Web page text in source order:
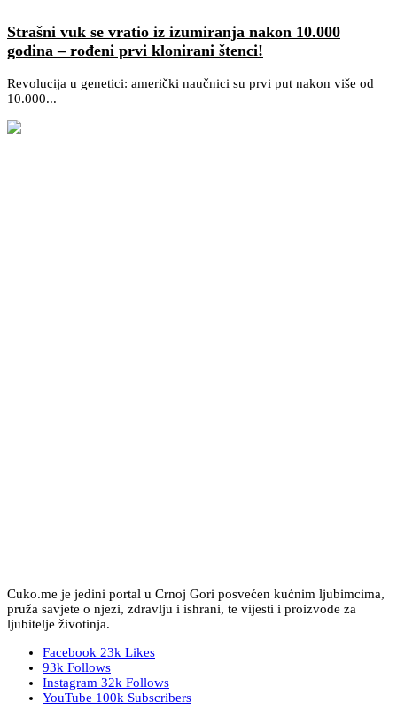
Strašni vuk se vratio iz izumiranja nakon 10.000
godina – rođeni prvi klonirani štenci!
Revolucija u genetici: američki naučnici su prvi put nakon više od
10.000...
Cuko.me je jedini portal u Crnoj Gori posvećen kućnim ljubimcima,
pruža savjete o njezi, zdravlju i ishrani, te vijesti i proizvode za
ljubitelje životinja.
Facebook 23k Likes
93k Follows
Instagram 32k Follows
YouTube 100k Subscribers